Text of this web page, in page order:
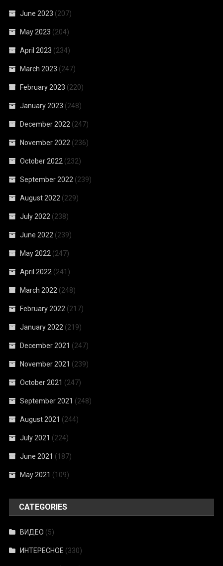
June 2023 (207)
May 2023 (204)
April 2023 (234)
March 2023 (247)
February 2023 (220)
January 2023 (248)
December 2022 (247)
November 2022 (236)
October 2022 (232)
September 2022 (239)
August 2022 (229)
July 2022 (238)
June 2022 (239)
May 2022 (247)
April 2022 (241)
March 2022 (248)
February 2022 (217)
January 2022 (219)
December 2021 (247)
November 2021 (239)
October 2021 (247)
September 2021 (248)
August 2021 (244)
July 2021 (224)
June 2021 (187)
May 2021 (109)
CATEGORIES
ВИДЕО (5)
ИНТЕРЕСНОЕ (330)